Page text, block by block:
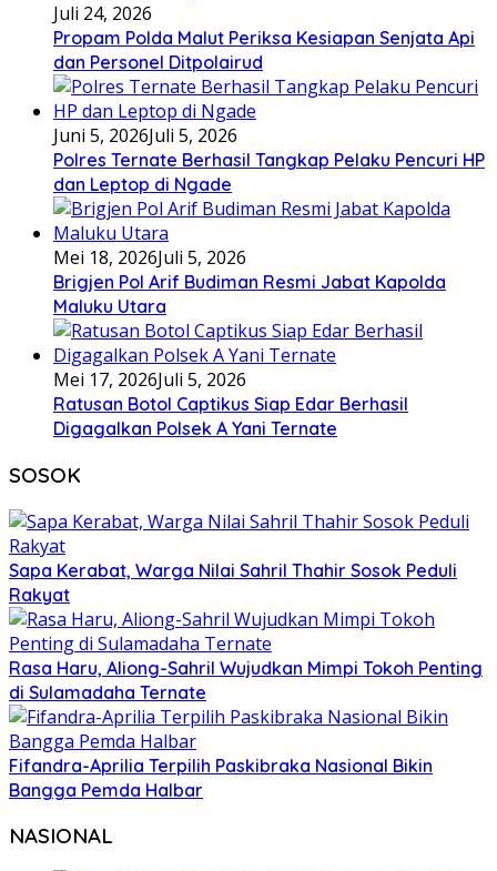
Juli 24, 2026
Propam Polda Malut Periksa Kesiapan Senjata Api
dan Personel Ditpolairud
Juni 5, 2026Juli 5, 2026
Polres Ternate Berhasil Tangkap Pelaku Pencuri HP
dan Leptop di Ngade
Mei 18, 2026Juli 5, 2026
Brigjen Pol Arif Budiman Resmi Jabat Kapolda
Maluku Utara
Mei 17, 2026Juli 5, 2026
Ratusan Botol Captikus Siap Edar Berhasil
Digagalkan Polsek A Yani Ternate
SOSOK
Sapa Kerabat, Warga Nilai Sahril Thahir Sosok Peduli
Rakyat
Rasa Haru, Aliong-Sahril Wujudkan Mimpi Tokoh Penting
di Sulamadaha Ternate
Fifandra-Aprilia Terpilih Paskibraka Nasional Bikin
Bangga Pemda Halbar
NASIONAL